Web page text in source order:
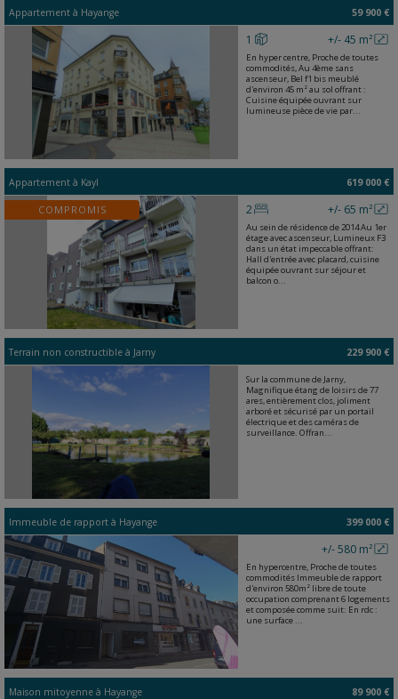
Appartement à Hayange 59 900 €
+/- 45 m²
1
En hyper centre, Proche de toutes
commodités, Au 4ème sans
ascenseur, Bel f1 bis meublé
d'environ 45 m² au sol offrant :
Cuisine équipée ouvrant sur
lumineuse pièce de vie par...
Appartement à Kayl 619 000 €
COMPROMIS +/- 65 m²
2
Au sein de résidence de 2014 Au 1er
étage avec ascenseur, Lumineux F3
dans un état impeccable offrant:
Hall d'entrée avec placard, cuisine
équipée ouvrant sur séjour et
balcon o...
Terrain non constructible à Jarny 229 900 €
Sur la commune de Jarny,
Magnifique étang de loisirs de 77
ares, entièrement clos, joliment
arboré et sécurisé par un portail
électrique et des caméras de
surveillance. Offran...
Immeuble de rapport à Hayange 399 000 €
+/- 580 m²
En hypercentre, Proche de toutes
commodités Immeuble de rapport
d'environ 580m² libre de toute
occupation comprenant 6 logements
et composée comme suit: En rdc :
une surface ...
Maison mitoyenne à Hayange 89 900 €